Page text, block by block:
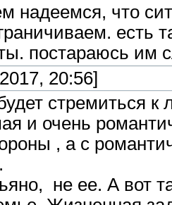
надеемся, что
есть
постараюсь им
20:56]
стремиться
и очень
, а с
не ее. А вот